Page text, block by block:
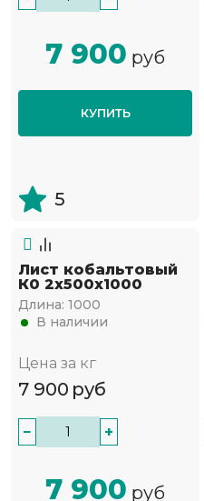
7 900 руб
КУПИТЬ
5
Лист кобальтовый
К0 2x500x1000
Длина: 1000
В наличии
Цена за кг
7 900 руб
− +
7 900 руб